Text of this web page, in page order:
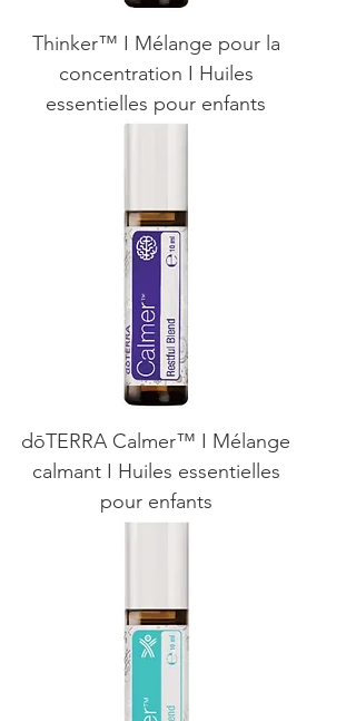
Thinker™ I Mélange pour la
concentration I Huiles
essentielles pour enfants
dōTERRA Calmer™ I Mélange
calmant I Huiles essentielles
pour enfants